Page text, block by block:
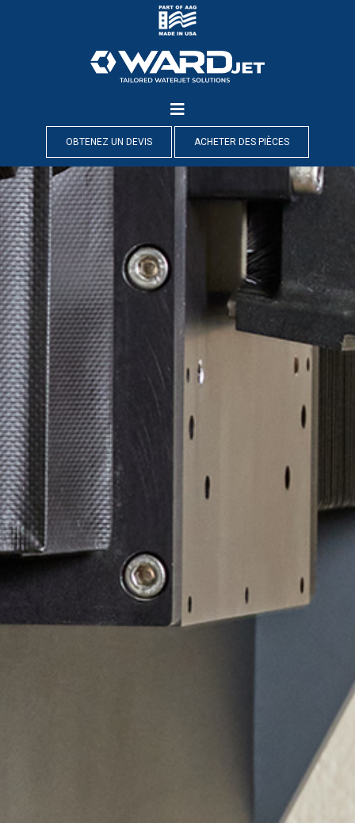
OBTENEZ UN DEVIS ACHETER DES PIÈCES